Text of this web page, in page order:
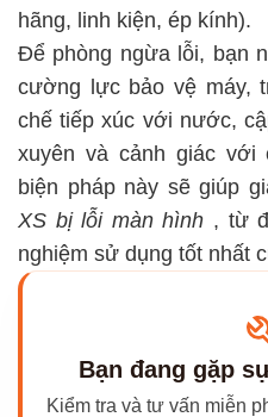
hãng, linh kiện, ép kính).
Để phòng ngừa lỗi, bạn
cường lực bảo vệ máy,
chế tiếp xúc với nước,
xuyên và cảnh giác với
biện pháp này sẽ giúp
XS bị lỗi màn hình , từ
nghiệm sử dụng tốt nhất
Bạn đang gặp
Kiểm tra và tư vấn miễn